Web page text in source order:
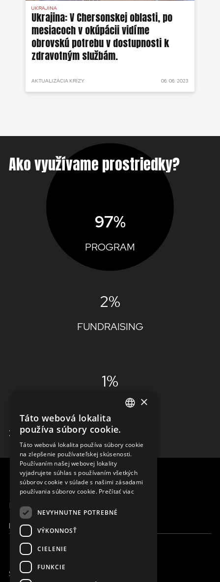
UKRAJINA
Ukrajina: V Chersonskej oblasti, po
mesiacoch v okúpácii vidíme
obrovskú potrebu v dostupnosti k
zdravotným službám.
AKTUALIZÁCIA KRÍZY 06. 06. 2023
Ako využívame prostriedky?
97%
PROGRAM
2%
FUNDRAISING
1%
ADMINISTRÁCIA
ZISTIŤ VIAC
MENU
Moja Magna
SME ONLINE
CZECH
FRENCH
×
Táto webová lokalita
používa súbory cookie.
Táto webová lokalita používa súbory cookie
na zlepšenie používateľskej skúsenosti.
Používaním našej webovej lokality
vyjadrujete súhlas s používaním všetkých
súborov cookie v súlade s našimi zásadami
používania súborov cookie. Prečítať viac
NEVYHNUTNE POTREBNÉ
VÝKONNOSŤ
CIELENIE
FUNKCIE